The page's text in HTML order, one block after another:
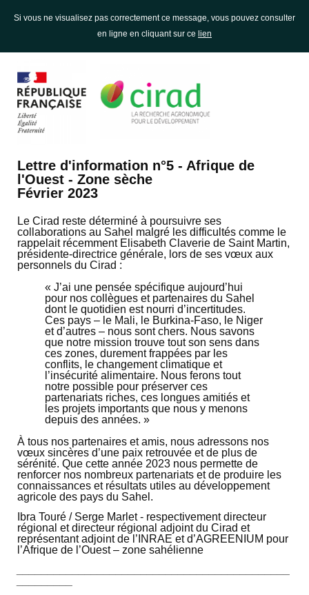
Si vous ne visualisez pas correctement ce message, vous pouvez consulter
en ligne en cliquant sur ce lien
Lettre d'information n°5 - Afrique de
l'Ouest - Zone sèche
Février 2023
Le Cirad reste déterminé à poursuivre ses
collaborations au Sahel malgré les difficultés comme le
rappelait récemment Elisabeth Claverie de Saint Martin,
présidente-directrice générale, lors de ses vœux aux
personnels du Cirad :
« J’ai une pensée spécifique aujourd’hui
pour nos collègues et partenaires du Sahel
dont le quotidien est nourri d’incertitudes.
Ces pays – le Mali, le Burkina-Faso, le Niger
et d’autres – nous sont chers. Nous savons
que notre mission trouve tout son sens dans
ces zones, durement frappées par les
conflits, le changement climatique et
l’insécurité alimentaire. Nous ferons tout
notre possible pour préserver ces
partenariats riches, ces longues amitiés et
les projets importants que nous y menons
depuis des années. »
À tous nos partenaires et amis, nous adressons nos
vœux sincères d’une paix retrouvée et de plus de
sérénité. Que cette année 2023 nous permette de
renforcer nos nombreux partenariats et de produire les
connaissances et résultats utiles au développement
agricole des pays du Sahel.
Ibra Touré / Serge Marlet - respectivement directeur
régional et directeur régional adjoint du Cirad et
représentant adjoint de l’INRAE et d’AGREENIUM pour
l’Afrique de l’Ouest – zone sahélienne